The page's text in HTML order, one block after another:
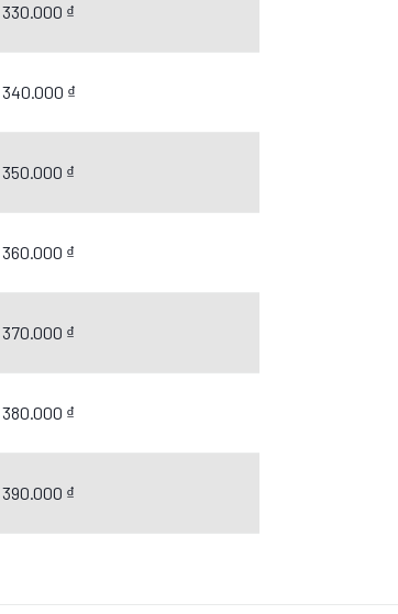
330.000 ₫
340.000 ₫
350.000 ₫
360.000 ₫
370.000 ₫
380.000 ₫
390.000 ₫